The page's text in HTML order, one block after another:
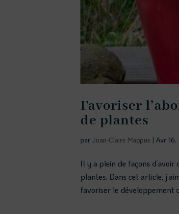
Favoriser
de plantes
parJoan-Claire Mappus |Avr
Il y a plein de façons
plantes. Dans cet article,
favoriser le développement